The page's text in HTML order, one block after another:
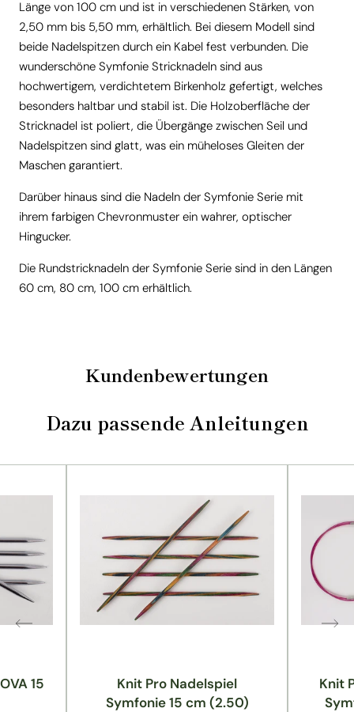
Länge von 100 cm und ist in verschiedenen Stärken, von
2,50 mm bis 5,50 mm, erhältlich. Bei diesem Modell sind
beide Nadelspitzen durch ein Kabel fest verbunden. Die
wunderschöne Symfonie Stricknadeln sind aus
hochwertigem, verdichtetem Birkenholz gefertigt, welches
besonders haltbar und stabil ist. Die Holzoberfläche der
Stricknadel ist poliert, die Übergänge zwischen Seil und
Nadelspitzen sind glatt, was ein müheloses Gleiten der
Maschen garantiert.
Darüber hinaus sind die Nadeln der Symfonie Serie mit
ihrem farbigen Chevronmuster ein wahrer, optischer
Hingucker.
Die Rundstricknadeln der Symfonie Serie sind in den Längen
60 cm, 80 cm, 100 cm erhältlich.
Kundenbewertungen
Dazu passende Anleitungen
15
Knit Pro Nadelspiel
Symfonie 15 cm (2.50)
Knit